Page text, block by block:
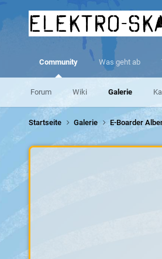
elektro-
Community
Forum Wiki Galerie
Was geht ab
Startseite Galerie E-Boarder